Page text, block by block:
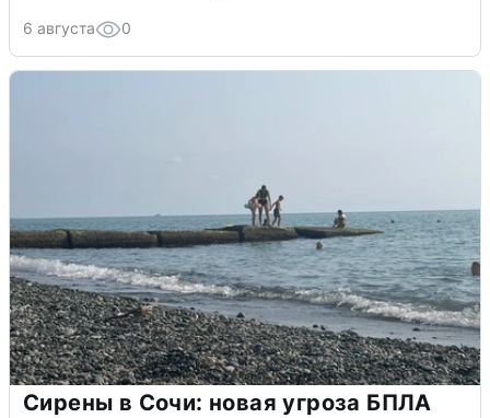
6 августа 0
Сирены в Сочи: новая угроза БПЛА